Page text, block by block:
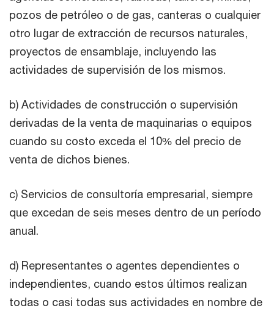
pozos de petróleo o de gas, canteras o cualquier
otro lugar de extracción de recursos naturales,
proyectos de ensamblaje, incluyendo las
actividades de supervisión de los mismos.
b) Actividades de construcción o supervisión
derivadas de la venta de maquinarias o equipos
cuando su costo exceda el 10% del precio de
venta de dichos bienes.
c) Servicios de consultoría empresarial, siempre
que excedan de seis meses dentro de un período
anual.
d) Representantes o agentes dependientes o
independientes, cuando estos últimos realizan
todas o casi todas sus actividades en nombre de